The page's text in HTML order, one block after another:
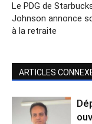
Le PDG de
Johnson annonce
à la retraite
ARTICLES